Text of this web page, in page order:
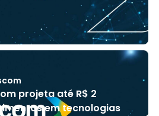
projeta até R$ 2
em tecnologias